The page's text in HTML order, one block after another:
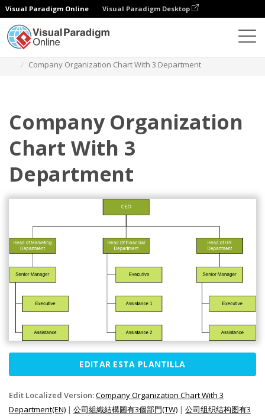
Visual Paradigm Online Visual Paradigm Desktop
Company Organization Chart With 3 Department
Company Organization
Chart With 3
Department
EDITAR ESTA PLANTILLA
Edit Localized Version:Company Organization Chart With 3
Department(EN) | 公司組織結構圖有3個部門(TW) | 公司组织结构图有3